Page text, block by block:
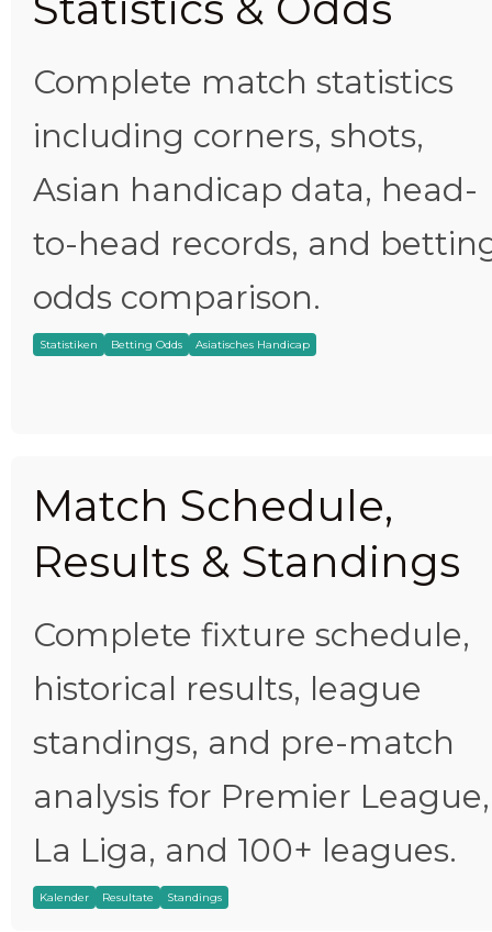
Complete match statistics
including corners, shots,
Asian handicap data, head-
to-head records, and
odds comparison.
Statistiken Betting Odds Asiatisches Handicap
Match Schedule,
Results & Standings
Complete fixture schedule,
historical results, league
standings, and pre-match
analysis for Premier League,
La Liga, and 100+ leagues.
Kalender Resultate Standings